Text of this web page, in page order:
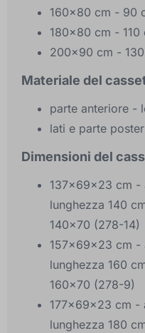
160x80 cm - 90
180x80 cm - 110
200x90 cm -
Materiale del
parte anteriore -
lati e parte
Dimensioni del
137x69x23 cm -
lunghezza 140
140x70 (278-14)
157x69x23 cm -
lunghezza 160
160x70 (278-9)
177x69x23 cm -
lunghezza 180